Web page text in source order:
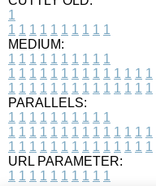
1
1 1 1 1 1 1 1 1 1 1
MEDIUM:
1 1 1 1 1 1 1 1 1 1
1 1 1 1 1 1 1 1 1 1 1 1 1 1
1 1 1 1 1 1 1 1 1 1 1 1 1 1
PARALLELS:
1 1 1 1 1 1 1 1 1 1
1 1 1 1 1 1 1 1 1 1 1 1 1 1
1 1 1 1 1 1 1 1 1 1 1 1 1 1
URL PARAMETER:
1 1 1 1 1 1 1 1 1 1